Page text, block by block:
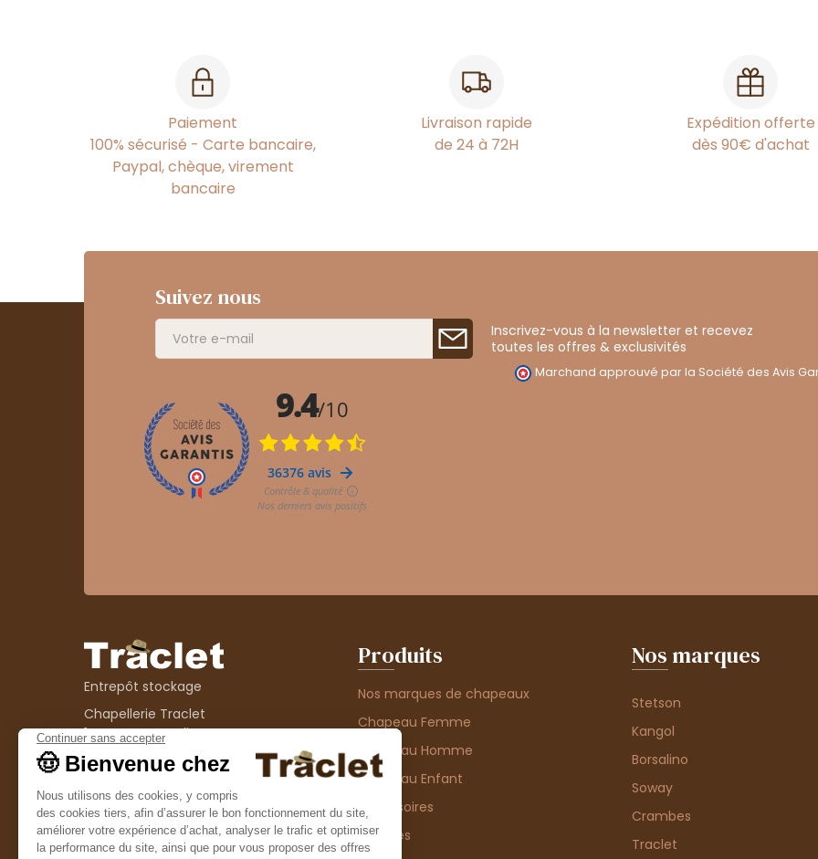
Paiement
100% sécurisé - Carte bancaire,
Paypal, chèque, virement
bancaire
Livraison rapide
de 24 à 72H
Expédition offerte
dès 90€ d'achat
Suivez nous
Inscrivez-vous à la newsletter et recevez
toutes les offres & exclusivités
Marchand approuvé par la Société des Avis
Entrepôt stockage
Chapellerie Traclet
14 Impasse Bardin
42300 Roanne
contact@chapellerie-traclet.com
Boutique
Chapellerie Traclet
4 rue de Cadore
Produits
Nos marques de chapeaux
Chapeau Femme
Chapeau Homme
Chapeau Enfant
Accessoires
Thèmes
Nos marques
Stetson
Kangol
Borsalino
Soway
Crambes
Traclet